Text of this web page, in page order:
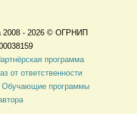
2008 - 2026 © ОГРНИП
программа
от ответственности
Обучающие программы